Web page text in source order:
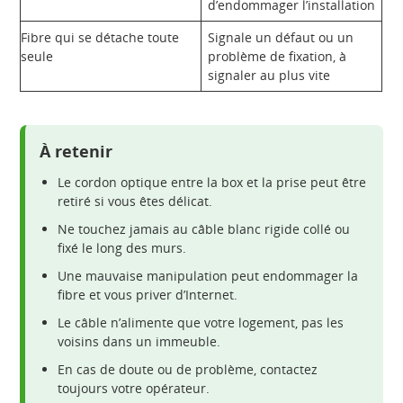
d’endommager l’installation
Fibre qui se détache toute
seule
Signale un défaut ou un
problème de fixation, à
signaler au plus vite
À retenir
Le cordon optique entre la box et la prise peut être
retiré si vous êtes délicat.
Ne touchez jamais au câble blanc rigide collé ou
fixé le long des murs.
Une mauvaise manipulation peut endommager la
fibre et vous priver d’Internet.
Le câble n’alimente que votre logement, pas les
voisins dans un immeuble.
En cas de doute ou de problème, contactez
toujours votre opérateur.